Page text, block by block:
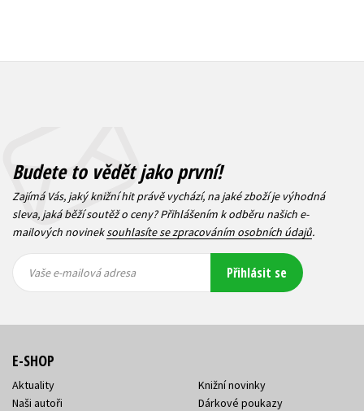
Budete to vědět jako první!
Zajímá Vás, jaký knižní hit právě vychází, na jaké zboží je výhodná
sleva, jaká běží soutěž o ceny? Přihlášením k odběru našich e-
mailových novineksouhlasíte se zpracováním osobních údajů.
mailová
mailová
Vaše e-mailová adresa Přihlásit se
E-SHOP
Aktuality
Naši autoři
Knižní novinky
Dárkové poukazy